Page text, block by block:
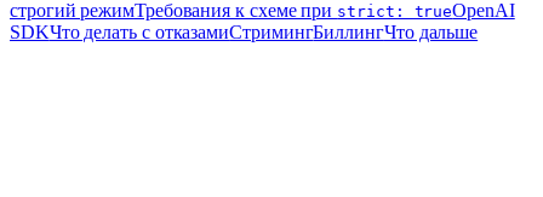
строгий режимТребования к схеме при strict: trueOpenAI
SDKЧто делать с отказамиСтримингБиллингЧто дальше